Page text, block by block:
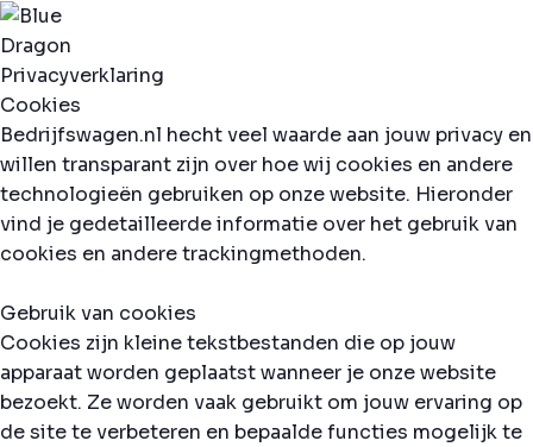
Privacyverklaring
Cookies
Bedrijfswagen.nl hecht veel waarde aan jouw privacy en
willen transparant zijn over hoe wij cookies en andere
technologieën gebruiken op onze website. Hieronder
vind je gedetailleerde informatie over het gebruik van
cookies en andere trackingmethoden.
Gebruik van cookies
Cookies zijn kleine tekstbestanden die op jouw
apparaat worden geplaatst wanneer je onze website
bezoekt. Ze worden vaak gebruikt om jouw ervaring op
de site te verbeteren en bepaalde functies mogelijk te